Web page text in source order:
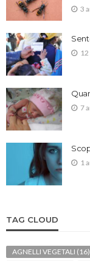
3
7
1
TAG CLOUD
AGNELLI VEGETALI (16)